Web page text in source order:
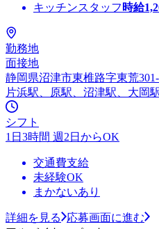
キッチンスタッフ 時給
勤務地
面接地
静岡県沼津市東椎路字東荒
片浜駅、原駅、沼津駅、大岡
シフト
1日3時間 週2日からOK
交通費支給
未経験OK
まかないあり
詳細を見る
応募画面に進む